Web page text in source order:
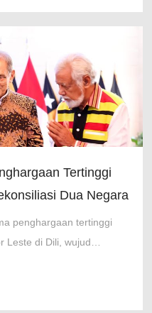
Tertinggi
Dua Negara
penghargaan tertinggi
Leste di Dili, wujud
hubungan bilateral.